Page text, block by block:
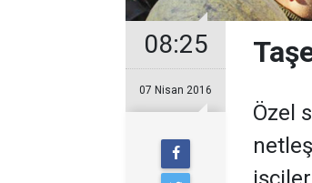
08:25
07 Nisan 2016
Özel